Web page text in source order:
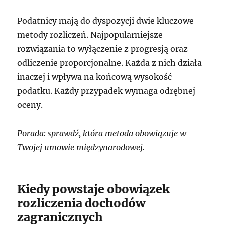
Podatnicy mają do dyspozycji dwie kluczowe
metody rozliczeń. Najpopularniejsze
rozwiązania to wyłączenie z progresją oraz
odliczenie proporcjonalne. Każda z nich działa
inaczej i wpływa na końcową wysokość
podatku. Każdy przypadek wymaga odrębnej
oceny.
Porada: sprawdź, która metoda obowiązuje w
Twojej umowie międzynarodowej.
Kiedy powstaje obowiązek
rozliczenia dochodów
zagranicznych